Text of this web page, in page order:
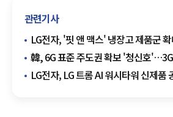
관련기사
LG전자, '핏 앤 맥스' 냉장고 제품군
韓, 6G 표준 주도권 확보 '청신호
부의장 동시 배출
LG전자, LG 트롬 AI 워시타워 신제품